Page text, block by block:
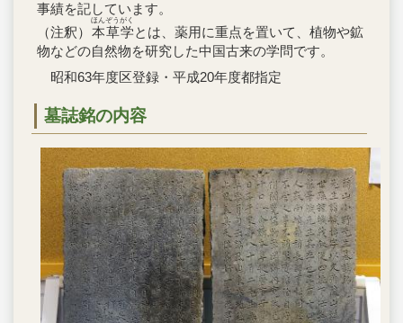
事績を記しています。
（注釈） 本草学
ほんぞうがく
とは、薬用に重点を置いて、植物や鉱
物などの自然物を研究した中国古来の学問です。
昭和63年度区登録・平成20年度都指定
墓誌銘の内容